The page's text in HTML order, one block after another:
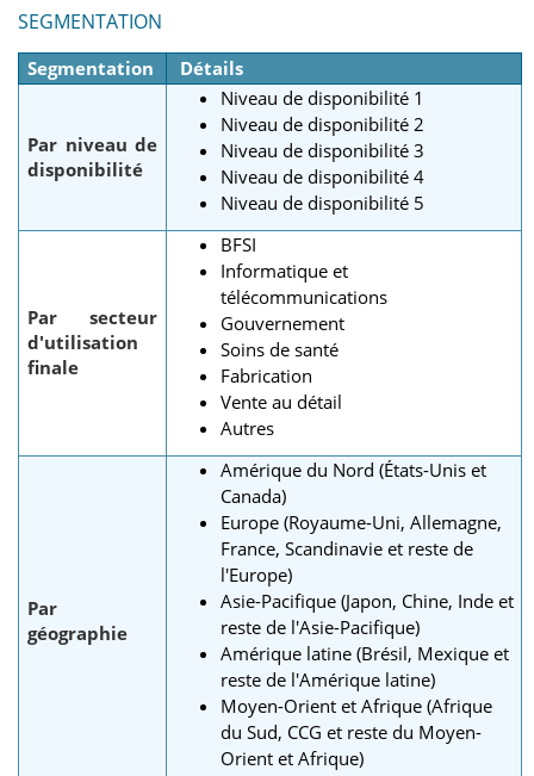
SEGMENTATION
Segmentation Détails
Par niveau de
disponibilité
Niveau de disponibilité 1
Niveau de disponibilité 2
Niveau de disponibilité 3
Niveau de disponibilité 4
Niveau de disponibilité 5
Par secteur
d'utilisation
finale
BFSI
Informatique et
télécommunications
Gouvernement
Soins de santé
Fabrication
Vente au détail
Autres
Par
géographie
Amérique du Nord (États-Unis et
Canada)
Europe (Royaume-Uni, Allemagne,
France, Scandinavie et reste de
l'Europe)
Asie-Pacifique (Japon, Chine, Inde et
reste de l'Asie-Pacifique)
Amérique latine (Brésil, Mexique et
reste de l'Amérique latine)
Moyen-Orient et Afrique (Afrique
du Sud, CCG et reste du Moyen-
Orient et Afrique)